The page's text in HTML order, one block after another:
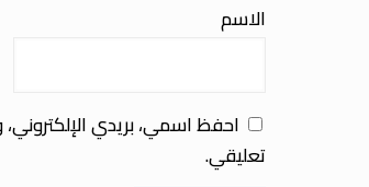
الاسم
احفظ اسمي، بريدي
تعليقي.